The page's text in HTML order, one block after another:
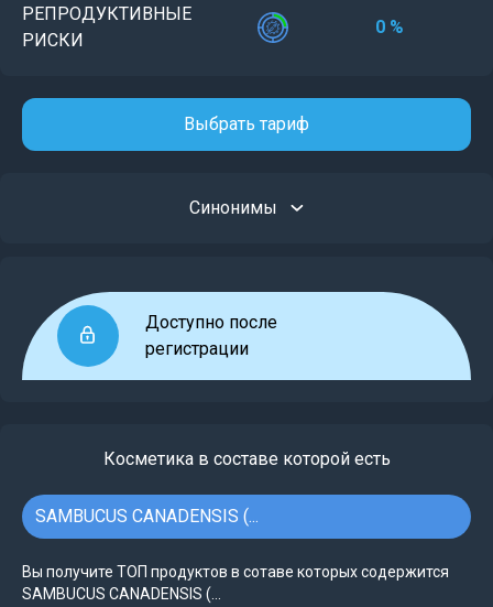
РЕПРОДУКТИВНЫЕ
РИСКИ
0 %
Выбрать тариф
Синонимы
Доступно после
регистрации
Косметика в составе которой есть
SAMBUCUS CANADENSIS (...
Вы получите ТОП продуктов в сотаве которых содержится
SAMBUCUS CANADENSIS (...